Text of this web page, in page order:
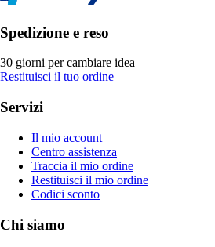
Spedizione e reso
30 giorni per cambiare idea
Restituisci il tuo ordine
Servizi
Il mio account
Centro assistenza
Traccia il mio ordine
Restituisci il mio ordine
Codici sconto
Chi siamo